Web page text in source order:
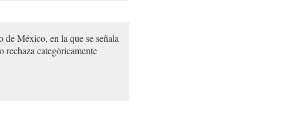
México, en la que se señala
categóricamente